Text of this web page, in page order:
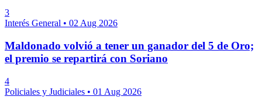
3
Interés General • 02 Aug 2026
Maldonado volvió a tener un ganador del 5 de Oro;
el premio se repartirá con Soriano
4
Policiales y Judiciales • 01 Aug 2026